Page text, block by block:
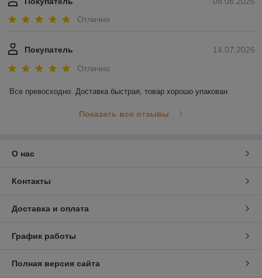
Отлично
14.07.2026
Покупатель
Отлично
Все превосходно. Доставка быстрая, товар хорошо упакован.
Показать все отзывы
О нас
Контакты
Доставка и оплата
График работы
Полная версия сайта